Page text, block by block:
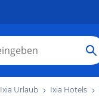
Ixia Urlaub Ixia Hotels